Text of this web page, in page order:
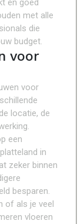
en goed
met alle
die
budget.
voor
voor
locatie, de
een
in
zeker binnen
besparen.
of als je veel
vloeren